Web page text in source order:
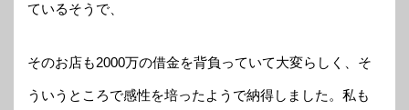
ているそうで、
そのお店も2000万の借金を背負っていて大変らしく、そ
ういうところで感性を培ったようで納得しました。私も